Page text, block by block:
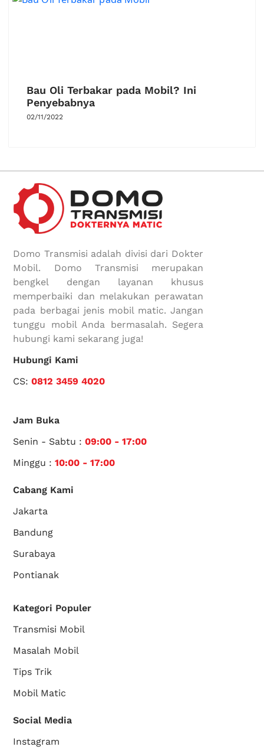
Bau Oli Terbakar pada Mobil? Ini
Penyebabnya
02/11/2022
Domo Transmisi adalah divisi dari Dokter
Mobil. Domo Transmisi merupakan
bengkel dengan layanan khusus
memperbaiki dan melakukan perawatan
pada berbagai jenis mobil matic. Jangan
tunggu mobil Anda bermasalah. Segera
hubungi kami sekarang juga!
Hubungi Kami
CS:0812 3459 4020
Jam Buka
Senin - Sabtu :09:00 - 17:00
Minggu :10:00 - 17:00
Cabang Kami
Jakarta
Bandung
Surabaya
Pontianak
Kategori Populer
Transmisi Mobil
Masalah Mobil
Tips Trik
Mobil Matic
Social Media
Instagram